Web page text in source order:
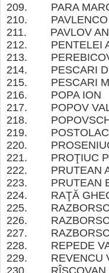
209. PARA
210.
211. PAVLOV
212. PENTELEI
213.
214. PESCARI
215. PESCARI
216. POPA
217. POPOV
218.
219.
220.
221. PROŢIUC
222. PRUTEAN
223. PRUTEAN
224. RAŢĂ
225.
226.
227.
228. REPEDE
229. REVENCU
230.